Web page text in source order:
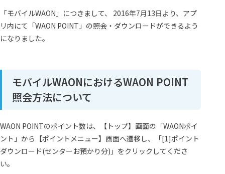
「モバイルWAON」につきまして、 2016年7月13日より、アプ
リ内にて「WAON POINT」の照会・ダウンロードができるよう
になりました。
モバイルWAONにおけるWAON POINT
照会方法について
WAON POINTのポイント数は、【トップ】画面の「WAONポイ
ント」から【ポイントメニュー】画面へ遷移し、「[1]ポイント
ダウンロード(センターお預かり分)」をクリックしてくださ
い。